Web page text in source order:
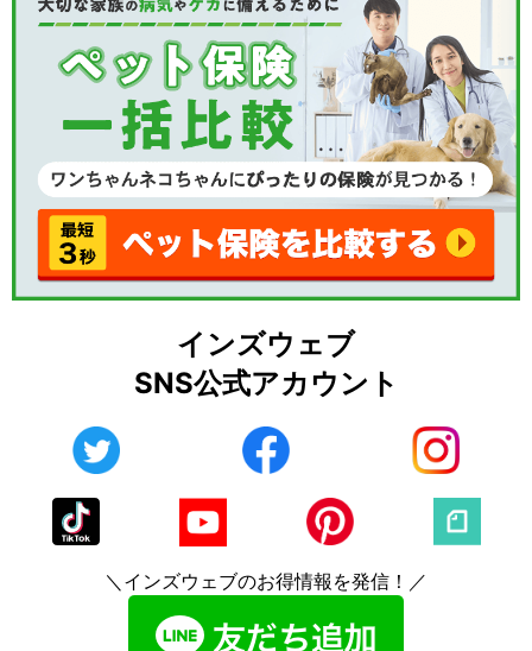
インズウェブ
SNS公式アカウント
＼インズウェブのお得情報を発信！／